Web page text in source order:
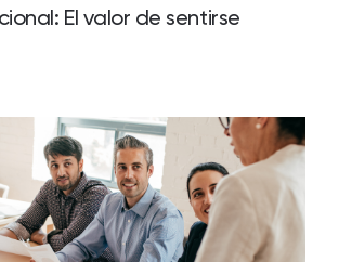
El valor de sentirse